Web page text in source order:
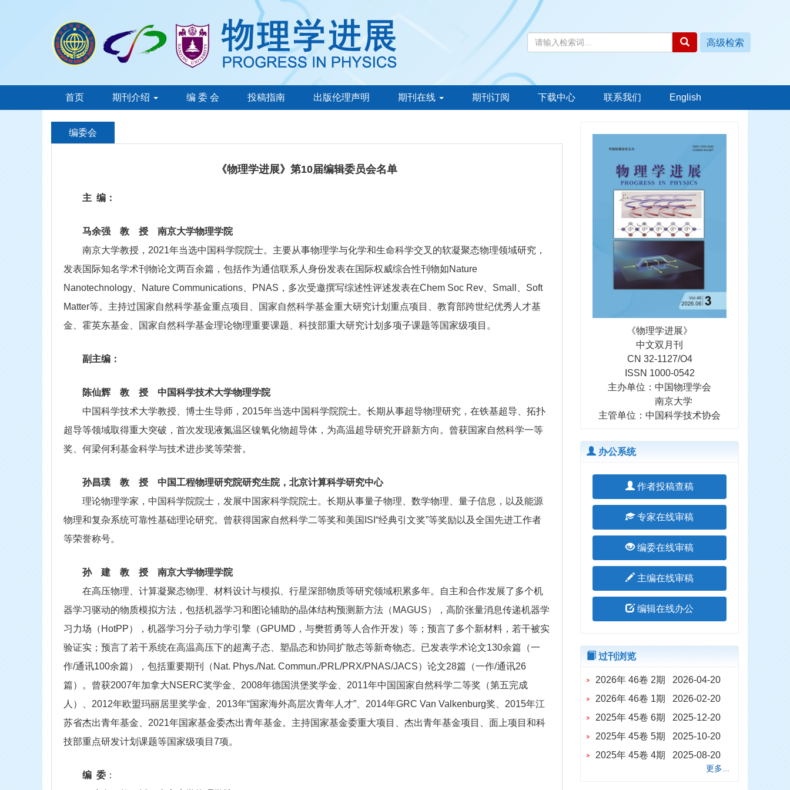
首页 期刊介绍 编 委 会 投稿指南 出版伦理声明 期刊在线 期刊订阅 下载中心 联系我们 English
编委会
《物理学进展》第10届编辑委员会名单
主 编：
马余强 教 授 南京大学物理学院
南京大学教授， 2021年当选中国科学院院士。 主要从事物理学与化学和生命科学交叉的软凝聚态物理领域研究，
发表国际知名学术刊物论文两百余篇，包括作为通信联系人身份发表在国际权威综合性刊物如Nature
Nanotechnology、Nature Communications、PNAS，多次受邀撰写综述性评述发表在Chem Soc Rev、Small、Soft
Matter等。主持过国家自然科学基金重点项目、国家自然科学基金重大研究计划重点项目、教育部跨世纪优秀人才基
金、霍英东基金、国家自然科学基金理论物理重要课题、科技部重大研究计划多项子课题等国家级项目。
副主编：
陈仙辉 教 授 中国科学技术大学物理学院
中国科学技术大学教授、博士生导师，2015年当选中国科学院院士。长期从事超导物理研究，在铁基超导、拓扑
超导等领域取得重大突破，首次发现液氮温区镍氧化物超导体，为高温超导研究开辟新方向。曾获国家自然科学一等
奖、何梁何利基金科学与技术进步奖等荣誉。
孙昌璞 教 授 中国工程物理研究院研究生院，北京计算科学研究中心
理论物理学家，中国科学院院士，发展中国家科学院院士。长期从事量子物理、数学物理、量子信息，以及能源
物理和复杂系统可靠性基础理论研究。曾获得国家自然科学二等奖和美国ISI“经典引文奖”等奖励以及全国先进工作者
等荣誉称号。
孙 建 教 授 南京大学物理学院
在高压物理、计算凝聚态物理、材料设计与模拟、行星深部物质等研究领域积累多年。自主和合作发展了多个机
器学习驱动的物质模拟方法，包括机器学习和图论辅助的晶体结构预测新方法（MAGUS），高阶张量消息传递机器学
习力场（HotPP），机器学习分子动力学引擎（GPUMD，与樊哲勇等人合作开发）等；预言了多个新材料，若干被实
验证实；预言了若干系统在高温高压下的超离子态、塑晶态和协同扩散态等新奇物态。已发表学术论文130余篇（一
作/通讯100余篇），包括重要期刊（Nat. Phys./Nat. Commun./PRL/PRX/PNAS/JACS）论文28篇（一作/通讯26
篇）。曾获2007年加拿大NSERC奖学金、2008年德国洪堡奖学金、2011年中国国家自然科学二等奖（第五完成
人）、2012年欧盟玛丽居里奖学金、2013年“国家海外高层次青年人才”、2014年GRC Van Valkenburg奖、2015年江
苏省杰出青年基金、2021年国家基金委杰出青年基金。主持国家基金委重大项目、杰出青年基金项目、面上项目和科
技部重点研发计划课题等国家级项目7项。
编 委 ：
《物理学进展》
中文双月刊
CN 32-1127/O4
ISSN 1000-0542
主办单位：中国物理学会
南京大学
主管单位：中国科学技术协会
办公系统
作者投稿查稿
专家在线审稿
编委在线审稿
主编在线审稿
编辑在线办公
过刊浏览
2026年 46卷 2期 2026-04-20
2026年 46卷 1期 2026-02-20
2025年 45卷 6期 2025-12-20
2025年 45卷 5期 2025-10-20
2025年 45卷 4期 2025-08-20
2025年 45卷 2期 2025-04-20
更多...